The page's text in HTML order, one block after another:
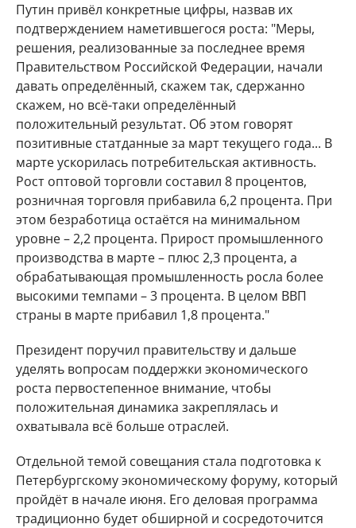
Путин привёл конкретные цифры, назвав их
подтверждением наметившегося роста: "Меры,
решения, реализованные за последнее время
Правительством Российской Федерации, начали
давать определённый, скажем так, сдержанно
скажем, но всё-таки определённый
положительный результат. Об этом говорят
позитивные статданные за март текущего года... В
марте ускорилась потребительская активность.
Рост оптовой торговли составил 8 процентов,
розничная торговля прибавила 6,2 процента. При
этом безработица остаётся на минимальном
уровне – 2,2 процента. Прирост промышленного
производства в марте – плюс 2,3 процента, а
обрабатывающая промышленность росла более
высокими темпами – 3 процента. В целом ВВП
страны в марте прибавил 1,8 процента."
Президент поручил правительству и дальше
уделять вопросам поддержки экономического
роста первостепенное внимание, чтобы
положительная динамика закреплялась и
охватывала всё больше отраслей.
Отдельной темой совещания стала подготовка к
Петербургскому экономическому форуму, который
пройдёт в начале июня. Его деловая программа
традиционно будет обширной и сосредоточится